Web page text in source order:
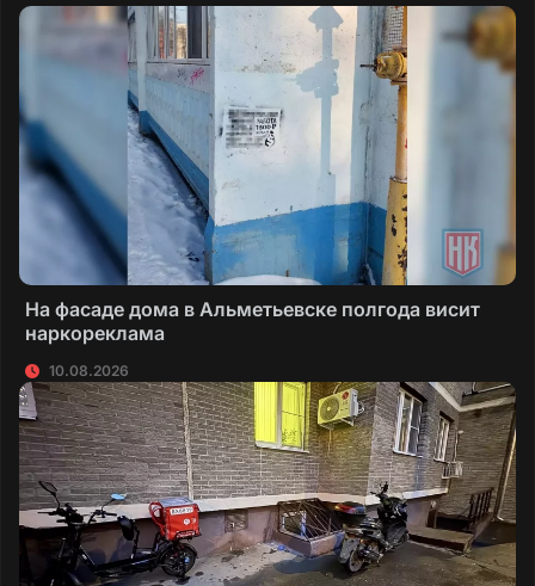
На фасаде дома в Альметьевске полгода висит
наркореклама
10.08.2026